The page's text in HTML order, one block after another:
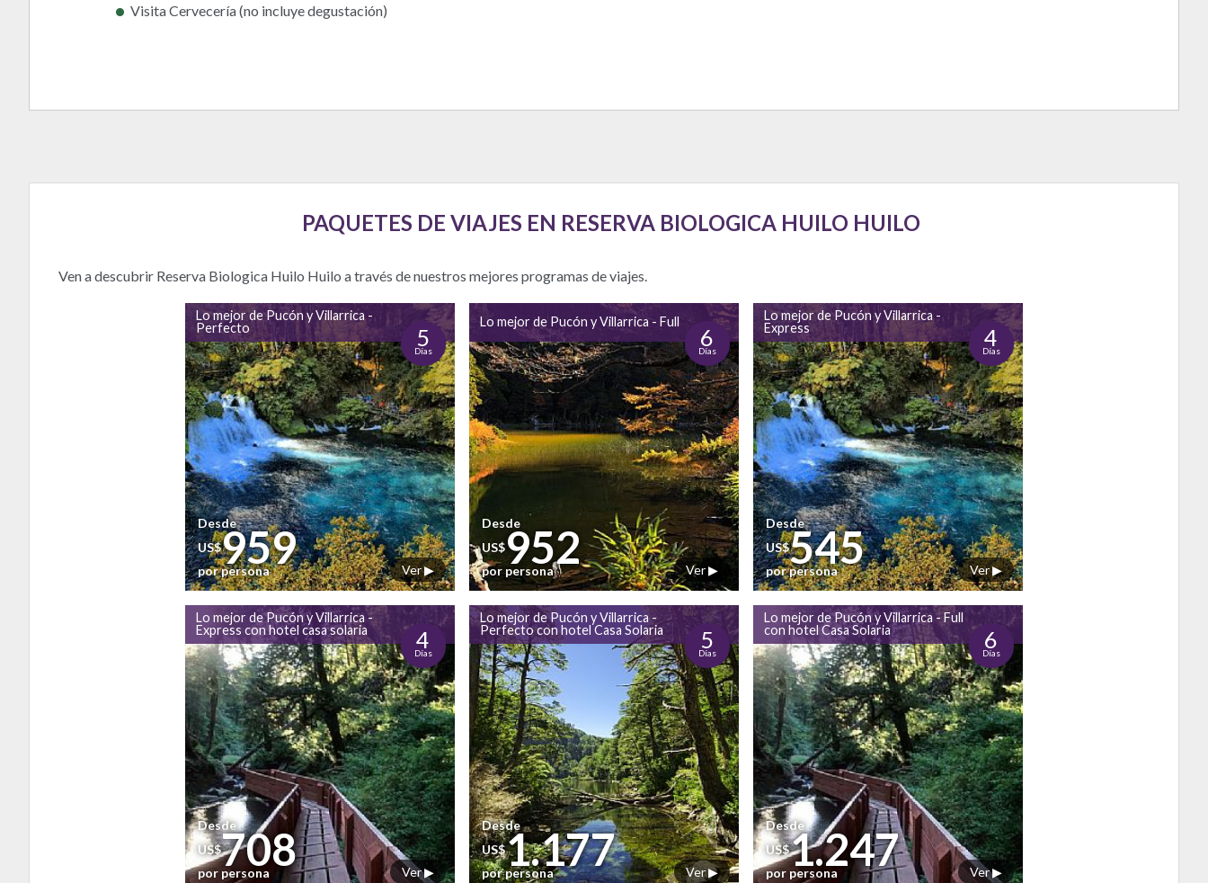
Visita Cervecería (no incluye degustación)
PAQUETES DE VIAJES EN RESERVA BIOLOGICA HUILO HUILO
Ven a descubrir Reserva Biologica Huilo Huilo a través de nuestros mejores programas de viajes.
Lo mejor de Pucón y Villarrica -
Perfecto
5
Días
Ver ▶
Desde
US$959
por persona
Lo mejor de Pucón y Villarrica - Full
6
Días
Ver ▶
Desde
US$952
por persona
Lo mejor de Pucón y Villarrica -
Express
4
Días
Ver ▶
Desde
US$545
por persona
Lo mejor de Pucón y Villarrica -
Express con hotel casa solaria
4
Días
Ver ▶
Desde
US$708
por persona
Lo mejor de Pucón y Villarrica -
Perfecto con hotel Casa Solaria
5
Días
Ver ▶
Desde
US$1.177
por persona
Lo mejor de Pucón y Villarrica - Full
con hotel Casa Solaria
6
Días
Ver ▶
Desde
US$1.247
por persona